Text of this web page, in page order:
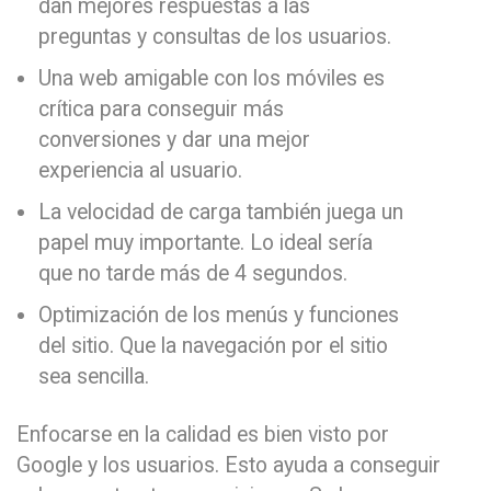
dan mejores respuestas a las
preguntas y consultas de los usuarios.
Una web amigable con los móviles es
crítica para conseguir más
conversiones y dar una mejor
experiencia al usuario.
La velocidad de carga también juega un
papel muy importante. Lo ideal sería
que no tarde más de 4 segundos.
Optimización de los menús y funciones
del sitio. Que la navegación por el sitio
sea sencilla.
Enfocarse en la calidad es bien visto por
Google y los usuarios. Esto ayuda a conseguir